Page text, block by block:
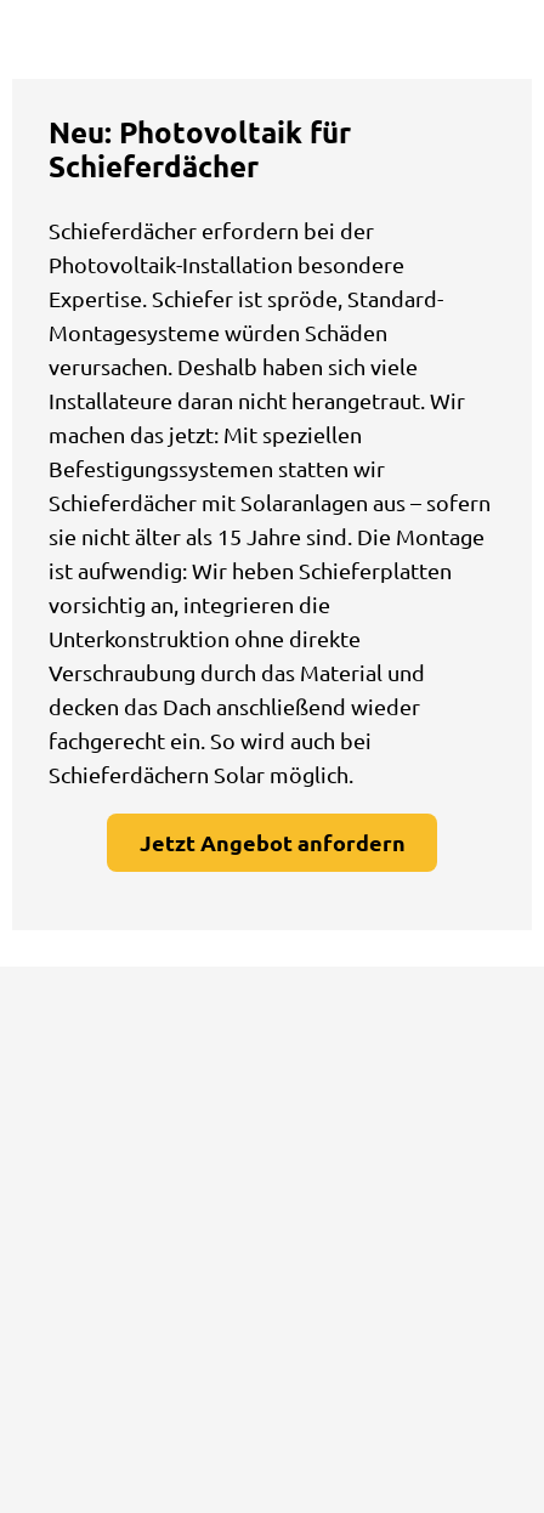
Neu: Photovoltaik für
Schieferdächer
Schieferdächer erfordern bei der
Photovoltaik-Installation besondere
Expertise. Schiefer ist spröde, Standard-
Montagesysteme würden Schäden
verursachen. Deshalb haben sich viele
Installateure daran nicht herangetraut. Wir
machen das jetzt: Mit speziellen
Befestigungssystemen statten wir
Schieferdächer mit Solaranlagen aus – sofern
sie nicht älter als 15 Jahre sind. Die Montage
ist aufwendig: Wir heben Schieferplatten
vorsichtig an, integrieren die
Unterkonstruktion ohne direkte
Verschraubung durch das Material und
decken das Dach anschließend wieder
fachgerecht ein. So wird auch bei
Schieferdächern Solar möglich.
Jetzt Angebot anfordern